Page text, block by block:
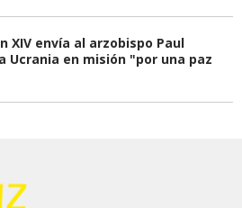
XIV envía al arzobispo Paul
Ucrania en misión "por una paz